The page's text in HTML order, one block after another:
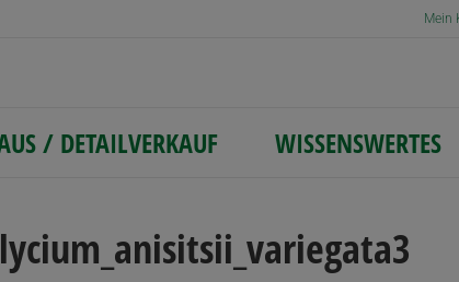
Mein
/ DETAILVERKAUF WISSENSWERTES